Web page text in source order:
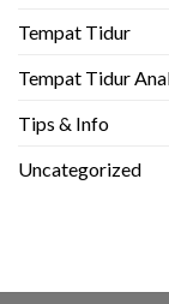
Tempat Tidur
Tempat Tidur
Tips & Info
Uncategorized